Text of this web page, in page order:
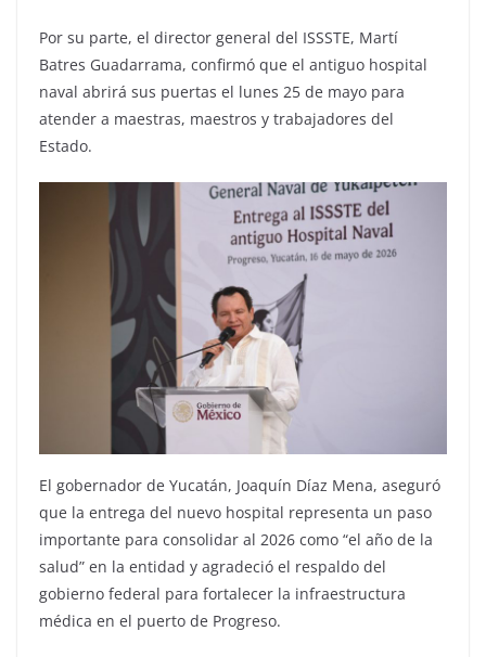
Por su parte, el director general del ISSSTE, Martí
Batres Guadarrama, confirmó que el antiguo hospital
naval abrirá sus puertas el lunes 25 de mayo para
atender a maestras, maestros y trabajadores del
Estado.
El gobernador de Yucatán, Joaquín Díaz Mena, aseguró
que la entrega del nuevo hospital representa un paso
importante para consolidar al 2026 como “el año de la
salud” en la entidad y agradeció el respaldo del
gobierno federal para fortalecer la infraestructura
médica en el puerto de Progreso.